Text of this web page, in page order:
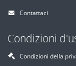
Contattaci
Condizioni
Condizioni della